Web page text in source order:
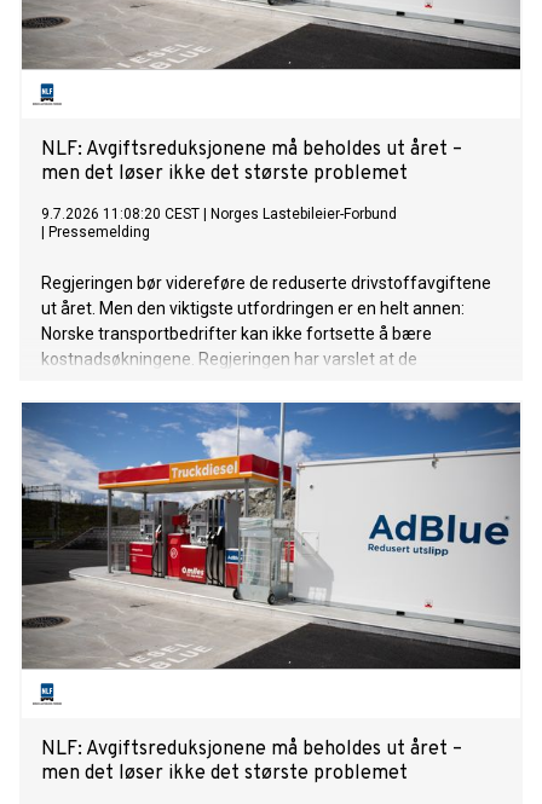
små marginer. Men selv om avgiftsnivået er viktig, er det
ikke her den største utfordringen ligger.
NLF: Avgiftsreduksjonene må beholdes ut året –
men det løser ikke det største problemet
9.7.2026 11:08:20 CEST
Norges Lastebileier-Forbund
Pressemelding
Regjeringen bør videreføre de reduserte drivstoffavgiftene
ut året. Men den viktigste utfordringen er en helt annen:
Norske transportbedrifter kan ikke fortsette å bære
kostnadsøkningene. Regjeringen har varslet at de
1. september. NLF mener det er feil tidspunkt. I Sverige har
de avgiftsreduksjoner fram til desember. Det gjør
konkurransesituasjonen dobbelt ille dersom avgiftene økes
1. september i Norge. Avgiftslettelsen har gitt
transportbedriftene et nødvendig pusterom i en periode
med høye kostnader og stor usikkerhet. Å øke avgiftene i ett
hopp samtidig som nabolandet senker dem, vil svekke
økonomien i en næring som allerede opererer med svært
små marginer. Men selv om avgiftsnivået er viktig, er det
ikke her den største utfordringen ligger.
NLF: Avgiftsreduksjonene må beholdes ut året –
men det løser ikke det største problemet